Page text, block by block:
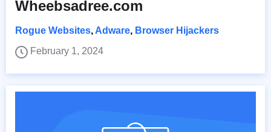
Wheebsadree.com
Rogue Websites, Adware, Browser Hijackers
February 1, 2024